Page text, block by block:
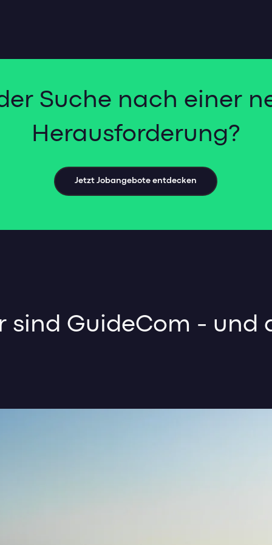
Suche nach einer
Herausforderung?
Jetzt Jobangebote entdecken
sind GuideCom - und